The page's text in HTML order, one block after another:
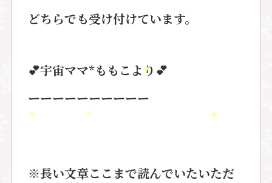
どちらでも受け付けています。
💕宇宙ママ*ももこより💕
ーーーーーーーーーー
※長い文章ここまで読んでいたいただ